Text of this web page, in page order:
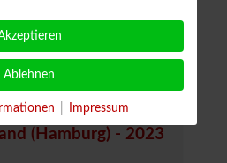
- 2013
(Jena) - 2010,
(Hamburg) - 2023
Ablehnen
Impressum